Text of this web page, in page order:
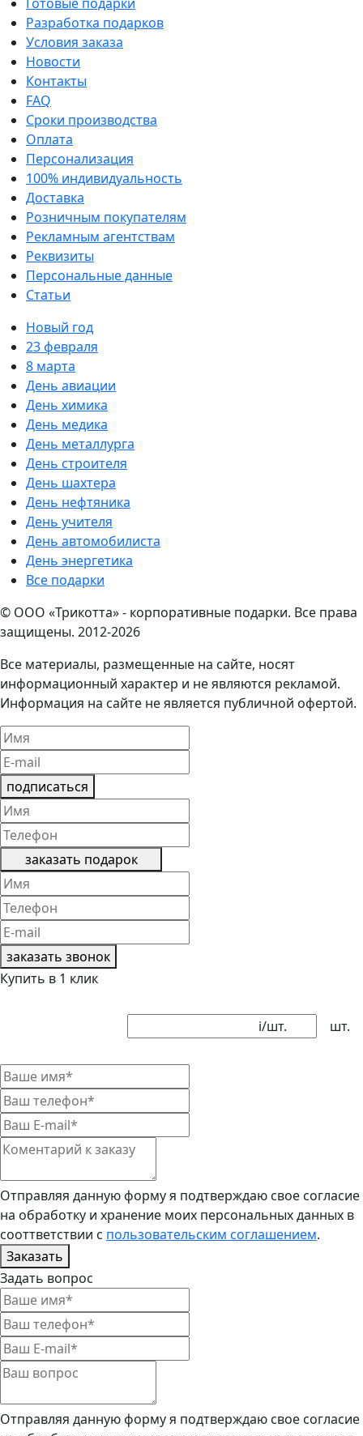
Разработка подарков
Условия заказа
Новости
Контакты
FAQ
Сроки производства
Оплата
Персонализация
100% индивидуальность
Доставка
Розничным покупателям
Рекламным агентствам
Реквизиты
Персональные данные
Статьи
Новый год
23 февраля
8 марта
День авиации
День химика
День медика
День металлурга
День строителя
День шахтера
День нефтяника
День учителя
День автомобилиста
День энергетика
Все подарки
© ООО «Трикотта» - корпоративные подарки. Все права
защищены. 2012-2026
Все материалы, размещенные на сайте, носят
информационный характер и не являются рекламой.
Информация на сайте не является публичной офертой.
подписаться
заказать подарок
заказать звонок
Купить в 1 клик
шт.
i/шт.
Отправляя данную форму я подтверждаю свое согласие
на обработку и хранение моих персональных данных в
сооттветствии с пользовательским соглашением.
Заказать
Задать вопрос
Отправляя данную форму я подтверждаю свое согласие